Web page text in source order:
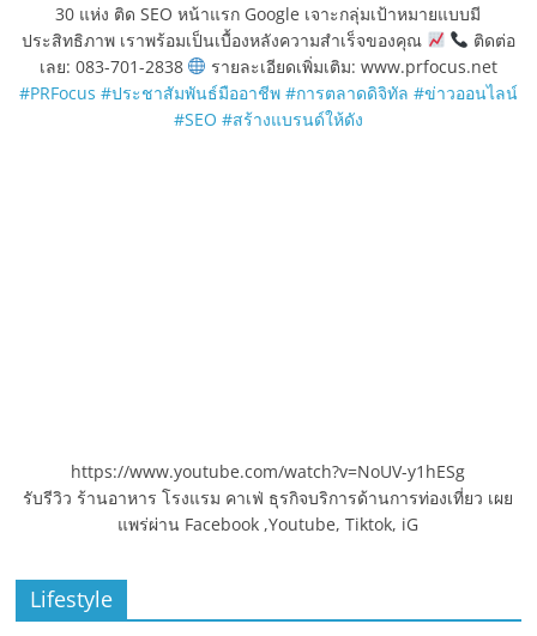
30 แห่ง ติด SEO หน้าแรก Google เจาะกลุ่มเป้าหมายแบบมี
ประสิทธิภาพ เราพร้อมเป็นเบื้องหลังความสำเร็จของคุณ
ติดต่อ
เลย: 083-701-2838
รายละเอียดเพิ่มเติม: www.prfocus.net
#PRFocus #ประชาสัมพันธ์มืออาชีพ #การตลาดดิจิทัล #ข่าวออนไลน์
#SEO #สร้างแบรนด์ให้ดัง
https://www.youtube.com/watch?v=NoUV-y1hESg
รับรีวิว ร้านอาหาร โรงแรม คาเฟ่ ธุรกิจบริการด้านการท่องเที่ยว เผย
แพร่ผ่าน Facebook ,Youtube, Tiktok, iG
Lifestyle